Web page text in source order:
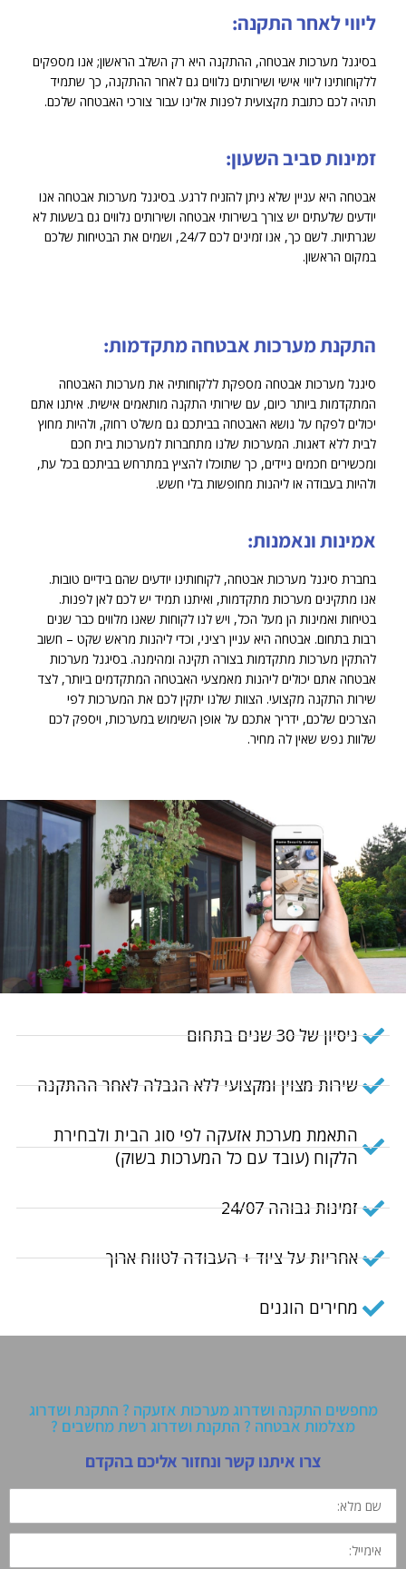
ליווי לאחר התקנה:
בסיגנל מערכות אבטחה, ההתקנה היא רק השלב הראשון; אנו מספקים
ללקוחותינו ליווי אישי ושירותים נלווים גם לאחר ההתקנה, כך שתמיד
תהיה לכם כתובת מקצועית לפנות אלינו עבור צורכי האבטחה שלכם.
זמינות סביב השעון:
אבטחה היא עניין שלא ניתן להזניח לרגע. בסיגנל מערכות אבטחה אנו
יודעים שלעתים יש צורך בשירותי אבטחה ושירותים נלווים גם בשעות לא
שגרתיות. לשם כך, אנו זמינים לכם 24/7, ושמים את הבטיחות שלכם
במקום הראשון.
התקנת מערכות אבטחה מתקדמות:
סיגנל מערכות אבטחה מספקת ללקוחותיה את מערכות האבטחה
המתקדמות ביותר כיום, עם שירותי התקנה מותאמים אישית. איתנו אתם
יכולים לפקח על נושא האבטחה בביתכם גם משלט רחוק, ולהיות מחוץ
לבית ללא דאגות. המערכות שלנו מתחברות למערכות בית חכם
ומכשירים חכמים ניידים, כך שתוכלו להציץ במתרחש בביתכם בכל עת,
ולהיות בעבודה או ליהנות מחופשות בלי חשש.
אמינות ונאמנות:
בחברת סיגנל מערכות אבטחה, לקוחותינו יודעים שהם בידיים טובות.
אנו מתקינים מערכות מתקדמות, ואיתנו תמיד יש לכם לאן לפנות.
בטיחות ואמינות הן מעל הכל, ויש לנו לקוחות שאנו מלווים כבר שנים
רבות בתחום. אבטחה היא עניין רציני, וכדי ליהנות מראש שקט – חשוב
להתקין מערכות מתקדמות בצורה תקינה ומהימנה. בסיגנל מערכות
אבטחה אתם יכולים ליהנות מאמצעי האבטחה המתקדמים ביותר, לצד
שירות התקנה מקצועי. הצוות שלנו יתקין לכם את המערכות לפי
הצרכים שלכם, ידריך אתכם על אופן השימוש במערכות, ויספק לכם
שלוות נפש שאין לה מחיר.
ניסיון של 30 שנים בתחום
שירות מצוין ומקצועי ללא הגבלה לאחר ההתקנה
התאמת מערכת אזעקה לפי סוג הבית ולבחירת
הלקוח (עובד עם כל המערכות בשוק)
זמינות גבוהה 24/07
אחריות על ציוד + העבודה לטווח ארוך
מחירים הוגנים
מחפשים התקנה ושדרוג מערכות אזעקה ? התקנת ושדרוג
מצלמות אבטחה ? התקנת ושדרוג רשת מחשבים ?
צרו איתנו קשר ונחזור אליכם בהקדם
שם
מלא:
אימייל: